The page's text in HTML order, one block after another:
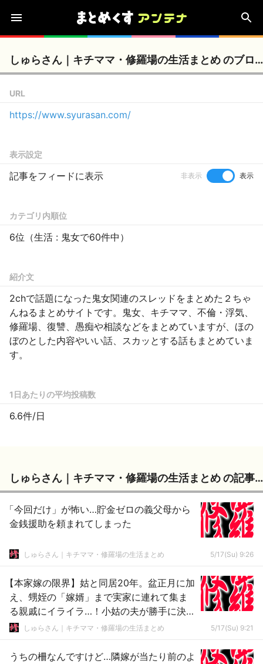
しゅらさん｜キチママ・修羅場の生活まとめ のブログ情報
URL
https://www.syurasan.com/
表示設定
記事をフィードに表示 非表示 表示
カテゴリ内順位
6位（生活 : 鬼女で60件中）
紹介文
2chで話題になった鬼女関連のスレッドをまとめた２ちゃ
んねるまとめサイトです。鬼女、キチママ、不倫・浮気、
修羅場、復讐、愚痴や相談などをまとめていますが、ほの
ぼのとした内容やいい話、スカッとする話もまとめていま
す。
1日あたりの平均投稿数
6.6件/日
しゅらさん｜キチママ・修羅場の生活まとめ の記事一覧
「今回だけ」が怖い…貯金ゼロの義父母から
金銭援助を頼まれてしまった
しゅらさん｜キチママ・修羅場の生活まとめ 5/17(Su) 9:26
【本家嫁の限界】姑と同居20年。盆正月に加
え、甥姪の「嫁婿」まで実家に連れて集ま
る親戚にイライラ…！小姑の夫が勝手に決め
る焼肉しゅらさん｜キチママ・修羅場の生活まとめ 5/17(Su) 9:21
うちの柵なんですけど…隣嫁が当たり前のよ